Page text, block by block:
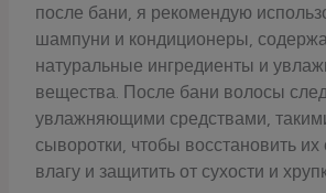
после бани, я рекомендую
шампуни и кондиционеры,
натуральные ингредиенты и
вещества. После бани волосы
увлажняющими средствами,
сыворотки, чтобы восстановить их
влагу и защитить от сухости и